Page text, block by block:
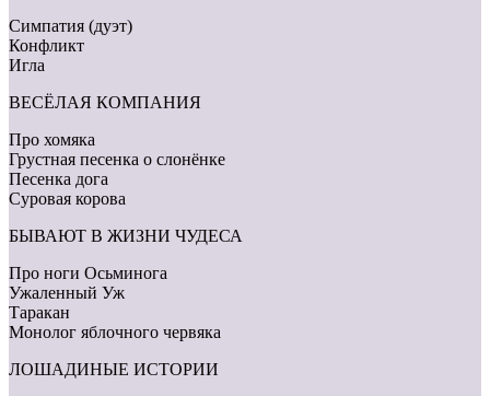
Симпатия (дуэт)
Конфликт
Игла
ВЕСЁЛАЯ КОМПАНИЯ
Про хомяка
Грустная песенка о слонёнке
Песенка дога
Суровая корова
БЫВАЮТ В ЖИЗНИ ЧУДЕСА
Про ноги Осьминога
Ужаленный Уж
Таракан
Монолог яблочного червяка
ЛОШАДИНЫЕ ИСТОРИИ